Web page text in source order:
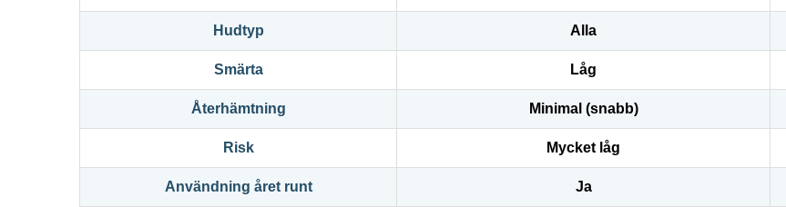
Hudtyp Alla
Smärta Låg
Återhämtning Minimal (snabb)
Risk Mycket låg
Användning året runt Ja